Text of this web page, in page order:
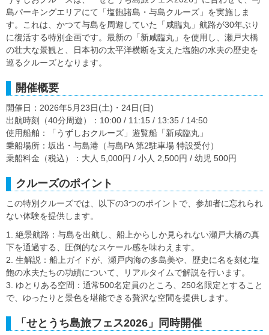
島パーキングエリアにて「塩飽諸島・与島クルーズ」を実施しま
す。これは、かつて与島を周遊していた「咸臨丸」航路が30年ぶり
に復活する特別企画です。最新の「新咸臨丸」を使用し、瀬戸大橋
の壮大な景観と、日本初の太平洋横断を支えた塩飽の水夫の歴史を
巡るクルーズとなります。
開催概要
開催日：2026年5月23日(土)・24日(日)
出航時刻（40分周遊）：10:00 / 11:15 / 13:35 / 14:50
使用船舶：「うずしおクルーズ」遊覧船「新咸臨丸」
乗船場所：坂出・与島港（与島PA 第2駐車場 特設受付）
乗船料金（税込）：大人 5,000円 / 小人 2,500円 / 幼児 500円
クルーズのポイント
この特別クルーズでは、以下の3つのポイントで、参加者に忘れられ
ない体験を提供します。
1. 絶景航路：与島を出航し、船上からしか見られない瀬戸大橋の真
下を通過する、圧倒的なスケール感を味わえます。
2. 生解説：船上ガイドが、瀬戸内海の多島美や、歴史に名を刻む塩
飽の水夫たちの功績について、リアルタイムで解説を行います。
3. ゆとりある空間：通常500名定員のところ、250名限定とすること
で、ゆったりと景色を堪能できる贅沢な空間を提供します。
「せとうち島旅フェス2026」同時開催